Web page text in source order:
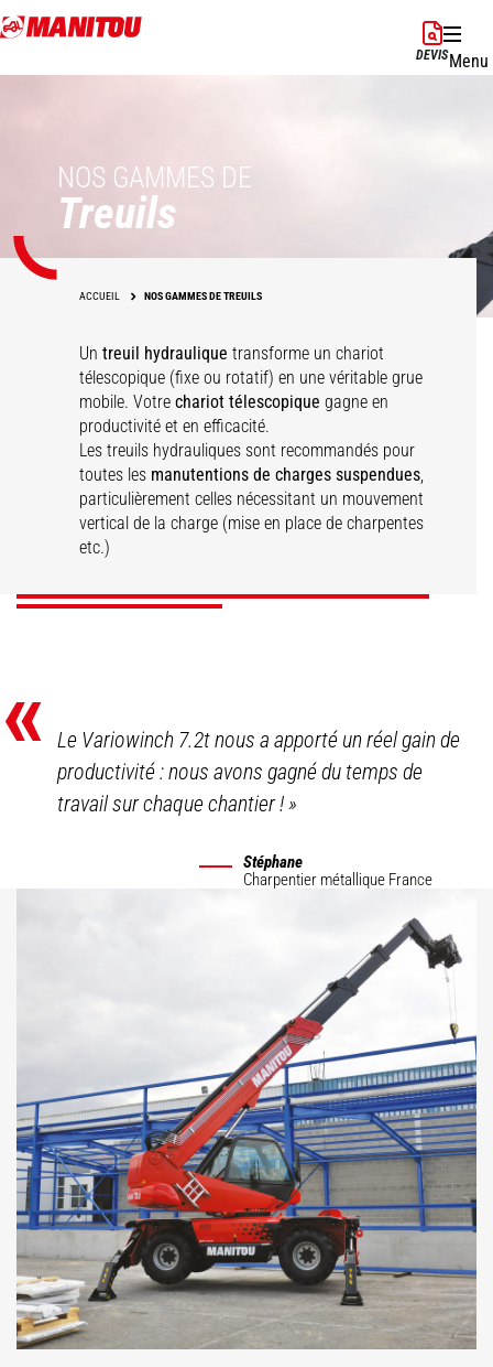
Aller
au
DEVISMenu
NOS GAMMES DE
Treuils
ACCUEIL NOS GAMMES DE TREUILS
Untreuil hydraulique transforme un chariot
télescopique (fixe ou rotatif) en une véritable grue
mobile. Votrechariot télescopique gagne en
productivité et en efficacité.
Les treuils hydrauliques sont recommandés pour
toutes les manutentions de charges suspendues,
particulièrement celles nécessitant un mouvement
vertical de la charge (mise en place de charpentes
etc.)
Treuil hydraulique
grande capacité
Treuil hydraulique
Treuil hydraulique
vario
DÉCOUVRIR
«
Le Variowinch 7.2t nous a apporté un réel gain de
productivité : nous avons gagné du temps de
travail sur chaque chantier !»
Stéphane
Charpentier métallique France